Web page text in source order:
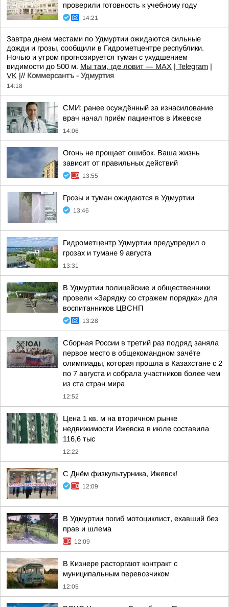
проверили готовность к учебному году
14:21
Завтра днем местами по Удмуртии ожидаются сильные
дожди и грозы, сообщили в Гидрометцентре республики.
Ночью и утром прогнозируется туман с ухудшением
видимости до 500 м. Мы там, где ловит — MAX | Telegram |
VK |// Коммерсантъ - Удмуртия
14:18
СМИ: ранее осуждённый за изнасилование
врач начал приём пациентов в Ижевске
14:06
Огонь не прощает ошибок. Ваша жизнь
зависит от правильных действий
13:55
Грозы и туман ожидаются в Удмуртии
13:46
Гидрометцентр Удмуртии предупредил о
грозах и тумане 9 августа
13:31
В Удмуртии полицейские и общественники
провели «Зарядку со стражем порядка» для
воспитанников ЦВСНП
13:28
Сборная России в третий раз подряд заняла
первое место в общекомандном зачёте
олимпиады, которая прошла в Казахстане с 2
по 7 августа и собрала участников более чем
из ста стран мира
12:52
Цена 1 кв. м на вторичном рынке
недвижимости Ижевска в июле составила
116,6 тыс
12:22
С Днём физкультурника, Ижевск!
12:09
В Удмуртии погиб мотоциклист, ехавший без
прав и шлема
12:09
В Кизнере расторгают контракт с
муниципальным перевозчиком
12:05